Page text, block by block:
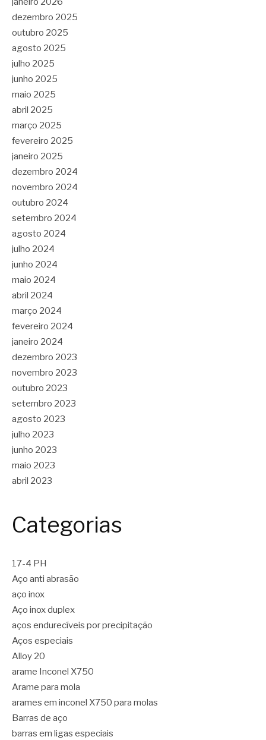
dezembro 2025
outubro 2025
agosto 2025
julho 2025
junho 2025
maio 2025
abril 2025
março 2025
fevereiro 2025
janeiro 2025
dezembro 2024
novembro 2024
outubro 2024
setembro 2024
agosto 2024
julho 2024
junho 2024
maio 2024
abril 2024
março 2024
fevereiro 2024
janeiro 2024
dezembro 2023
novembro 2023
outubro 2023
setembro 2023
agosto 2023
julho 2023
junho 2023
maio 2023
abril 2023
Categorias
17-4 PH
Aço anti abrasão
aço inox
Aço inox duplex
aços endurecíveis por precipitação
Aços especiais
Alloy 20
arame Inconel X750
Arame para mola
arames em inconel X750 para molas
Barras de aço
barras em ligas especiais